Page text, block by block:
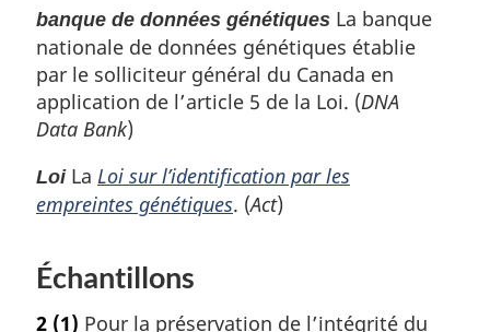
p
a
g
e
a
r
f
é
r
n
c
e
a
banque de données génétiques La banque
nationale de données génétiques établie
par le solliciteur général du Canada en
application de l’article 5 de la Loi. (DNA
Data Bank)
LoiLa Loi sur l’identification par les
empreintes génétiques. (Act)
Échantillons
2 (1) Pour la préservation de l’intégrité du